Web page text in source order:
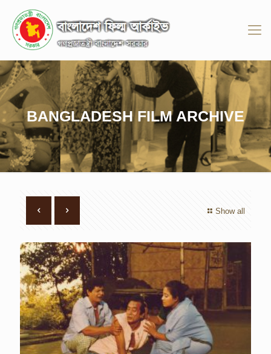
BANGLADESH FILM ARCHIVE
Show all